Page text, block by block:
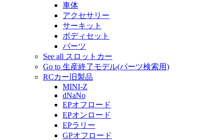
車体
アクセサリー
サーキット
ボディセット
パーツ
See all スロットカー
Go to 生産終了モデル(パーツ検索用)
RCカー旧製品
MINI-Z
dNaNo
EPオフロード
EPオンロード
EPラリー
GPオフロード